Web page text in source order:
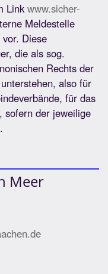
Link www.sicher-
Meldestelle
Diese
die als sog.
Rechts der
also für
für das
sofern der jeweilige
Meer